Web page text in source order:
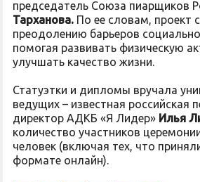
председатель Союза пиарщиков
Тарханова. По ее словам, проект
преодолению барьеров
помогая развивать физическую
улучшать качество жизни.
Статуэтки и дипломы вручала
ведущих – известная российская
директор АДКБ «Я Лидер» Илья
количество участников
человек (включая тех, что
формате онлайн).